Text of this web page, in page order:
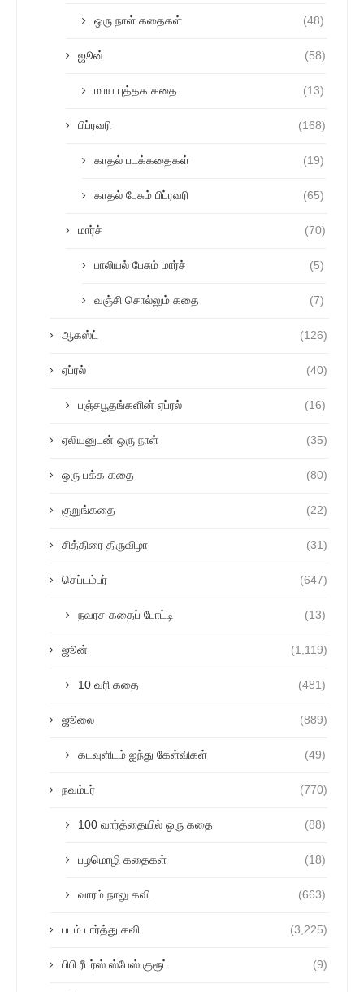
ஒரு நாள் கதைகள் (48)
ஜூன் (58)
மாய புத்தக கதை (13)
பிப்ரவரி (168)
காதல் படக்கதைகள் (19)
காதல் பேசும் பிப்ரவரி (65)
மார்ச் (70)
பாலியல் பேசும் மார்ச் (5)
வஞ்சி சொல்லும் கதை (7)
ஆகஸ்ட் (126)
ஏப்ரல் (40)
பஞ்சபூதங்களின் ஏப்ரல் (16)
ஏலியனுடன் ஒரு நாள் (35)
ஒரு பக்க கதை (80)
குறுங்கதை (22)
சித்திரை திருவிழா (31)
செப்டம்பர் (647)
நவரச கதைப் போட்டி (13)
ஜூன் (1,119)
10 வரி கதை (481)
ஜூலை (889)
கடவுளிடம் ஐந்து கேள்விகள் (49)
நவம்பர் (770)
100 வார்த்தையில் ஒரு கதை (88)
பழமொழி கதைகள் (18)
வாரம் நாலு கவி (663)
படம் பார்த்து கவி (3,225)
பிபி ரீடர்ஸ் ஸ்பேஸ் குரூப் (9)